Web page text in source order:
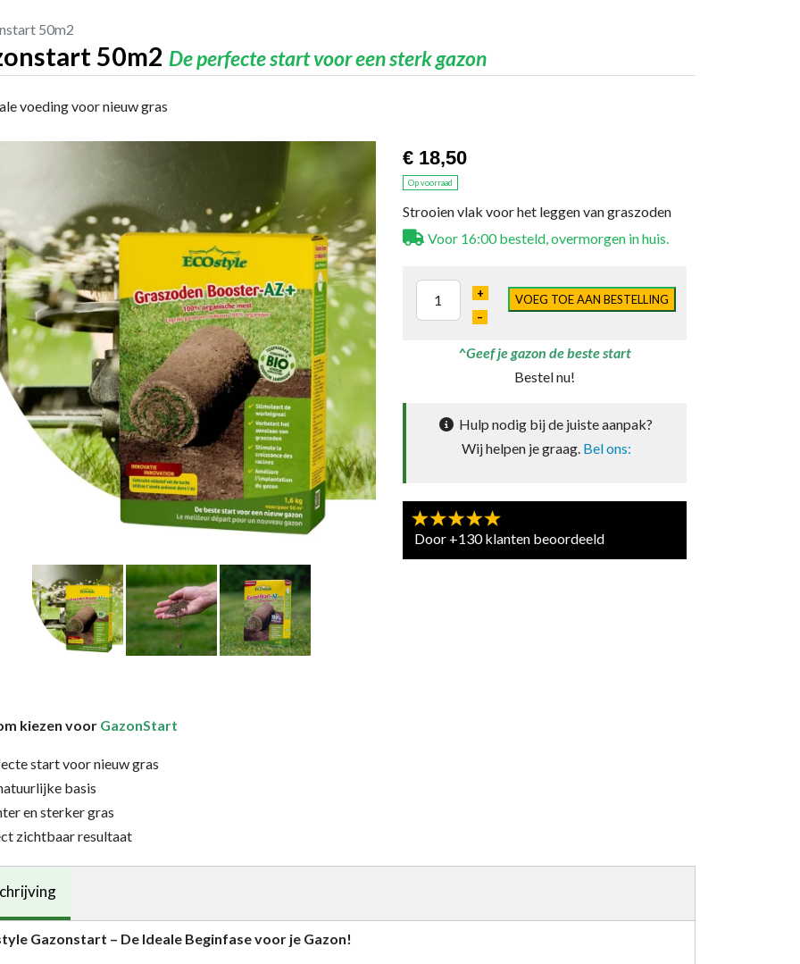
50m2
50m2 De perfecte start voor een sterk gazon
voeding voor nieuw gras
€ 18,50
Op voorraad
Strooien vlak voor het leggen van graszoden
Voor 16:00 besteld, overmorgen in huis.
+
–
VOEG TOE AAN BESTELLING
^Geef je gazon de beste start
Bestel nu!
Hulp nodig bij de juiste aanpak?
Wij helpen je graag. Bel ons:
Door +130 klanten beoordeeld
kiezen voor GazonStart
start voor nieuw gras
basis
en sterker gras
zichtbaar resultaat
Gazonstart – De Ideale Beginfase voor je Gazon!